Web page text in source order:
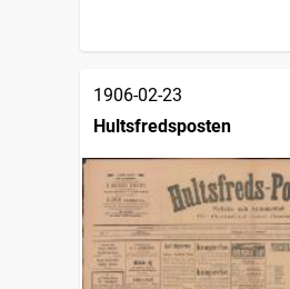
1906-02-23
Hultsfredsposten